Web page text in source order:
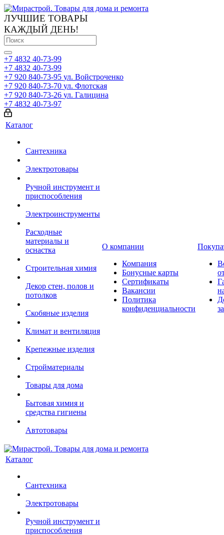
ЛУЧШИЕ ТОВАРЫ
КАЖДЫЙ ДЕНЬ!
+7 4832 40-73-99
+7 4832 40-73-99
+7 920 840-73-95 ул. Войстроченко
+7 920 840-73-70 ул. Флотская
+7 920 840-73-26 ул. Галицина
+7 4832 40-73-97
Каталог
Сантехника
Электротовары
Ручной инструмент и
приспособления
Электроинструменты
Расходные
материалы и
оснастка
Строительная химия
Декор стен, полов и
потолков
Скобяные изделия
Климат и вентиляция
Крепежные изделия
Стройматериалы
Товары для дома
Бытовая химия и
средства гигиены
Автотовары
О компании
Компания
Бонусные карты
Сертификаты
Вакансии
Политика
конфиденциальности
Каталог
Сантехника
Электротовары
Ручной инструмент и
приспособления